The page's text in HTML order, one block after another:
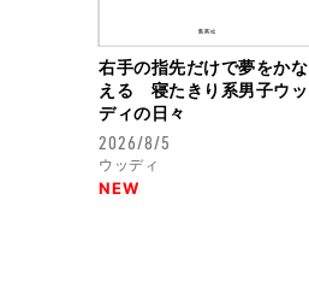
右手の指先だけで夢をかな
える 寝たきり系男子ウッ
ディの日々
2026/8/5
ウッディ
NEW